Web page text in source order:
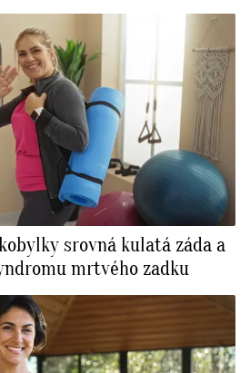
srovná kulatá záda a
mrtvého zadku